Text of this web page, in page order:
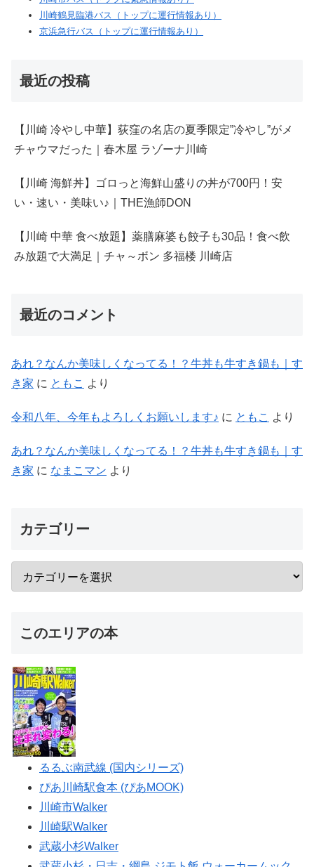
川崎鶴見臨港バス（トップに運行情報あり）
京浜急行バス（トップに運行情報あり）
最近の投稿
【川崎 冷やし中華】荻窪の名店の夏季限定”冷やし”がメ
チャウマだった｜春木屋 ラゾーナ川崎
【川崎 海鮮丼】ゴロっと海鮮山盛りの丼が700円！安
い・速い・美味い♪｜THE漁師DON
【川崎 中華 食べ放題】薬膳麻婆も餃子も30品！食べ飲
み放題で大満足｜チャ～ボン 多福楼 川崎店
最近のコメント
あれ？なんか美味しくなってる！？牛丼も牛すき鍋も｜す
き家 に ともこ より
令和八年、今年もよろしくお願いします♪ に ともこ より
あれ？なんか美味しくなってる！？牛丼も牛すき鍋も｜す
き家 に なまこマン より
カテゴリー
このエリアの本
るるぶ南武線 (国内シリーズ)
ぴあ川崎駅食本 (ぴあMOOK)
川崎市Walker
川崎駅Walker
武蔵小杉Walker